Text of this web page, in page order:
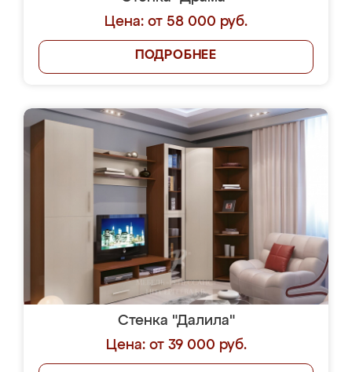
Цена: от 58 000 руб.
ПОДРОБНЕЕ
Стенка "Далила"
Цена: от 39 000 руб.